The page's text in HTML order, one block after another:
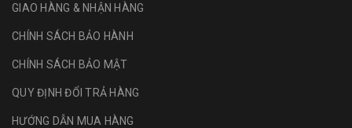
GIAO HÀNG & NHẬN HÀNG
CHÍNH SÁCH BẢO HÀNH
CHÍNH SÁCH BẢO MẬT
QUY ĐỊNH ĐỔI TRẢ HÀNG
HƯỚNG DẪN MUA HÀNG